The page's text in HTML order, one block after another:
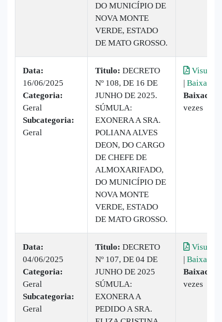
DO MUNICÍPIO DE
NOVA MONTE
VERDE, ESTADO
DE MATO GROSSO.
Data:
16/06/2025
Categoria:
Geral
Subcategoria:
Geral
Titulo: DECRETO
Nº 108, DE 16 DE
JUNHO DE 2025.
SÚMULA:
EXONERA A SRA.
POLIANA ALVES
DEON, DO CARGO
DE CHEFE DE
ALMOXARIFADO,
DO MUNICÍPIO DE
NOVA MONTE
VERDE, ESTADO
DE MATO GROSSO.
| Baixar
Baixado:
vezes
Data:
04/06/2025
Categoria:
Geral
Subcategoria:
Geral
Titulo: DECRETO
Nº 107, DE 04 DE
JUNHO DE 2025
SÚMULA:
EXONERA A
PEDIDO A SRA.
| Baixar
Baixado:
vezes